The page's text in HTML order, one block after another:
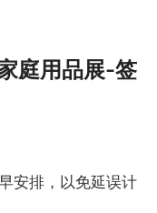
庭用品展-签
安排，以免延误计